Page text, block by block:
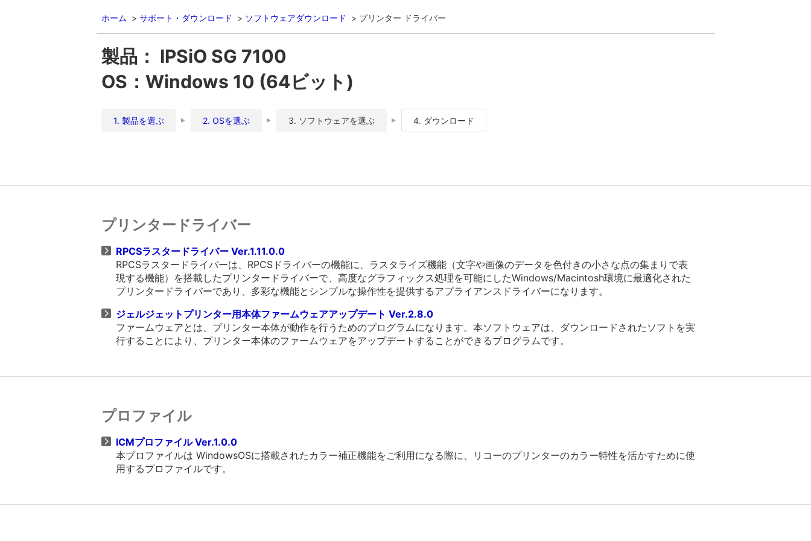
ホーム サポート・ダウンロード ソフトウェアダウンロード プリンター ドライバー
製品： IPSiO SG 7100
OS：Windows 10 (64ビット)
1. 製品を選ぶ 2. OSを選ぶ 3. ソフトウェアを選ぶ 4. ダウンロード
プリンタードライバー
RPCSラスタードライバー Ver.1.11.0.0
RPCSラスタードライバーは、RPCSドライバーの機能に、ラスタライズ機能（文字や画像のデータを色付きの小さな点の集まりで表
現する機能）を搭載したプリンタードライバーで、高度なグラフィックス処理を可能にしたWindows/Macintosh環境に最適化された
プリンタードライバーであり、多彩な機能とシンプルな操作性を提供するアプライアンスドライバーになります。
ジェルジェットプリンター用本体ファームウェアアップデート Ver.2.8.0
ファームウェアとは、プリンター本体が動作を行うためのプログラムになります。本ソフトウェアは、ダウンロードされたソフトを実
行することにより、プリンター本体のファームウェアをアップデートすることができるプログラムです。
プロファイル
ICMプロファイル Ver.1.0.0
本プロファイルは WindowsOSに搭載されたカラー補正機能をご利用になる際に、リコーのプリンターのカラー特性を活かすために使
用するプロファイルです。